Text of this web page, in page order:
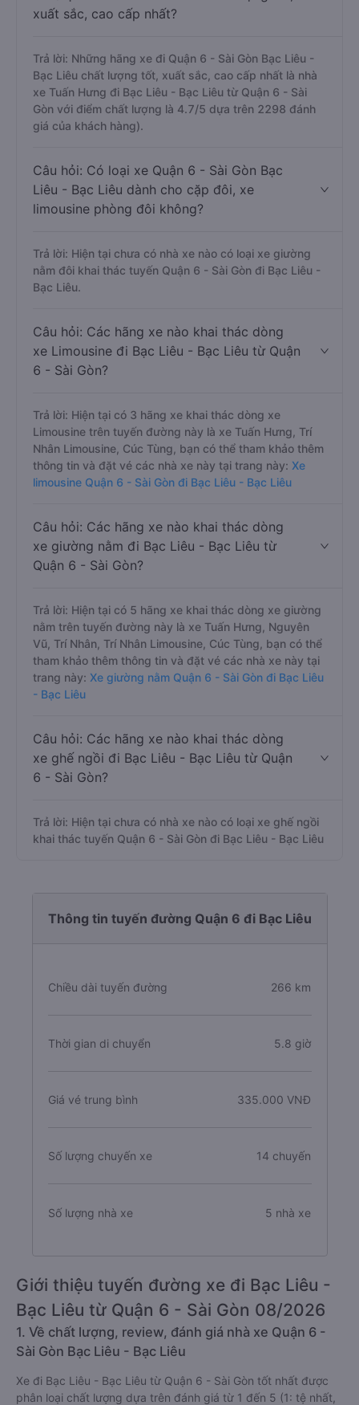
xuất sắc, cao cấp nhất?
Trả lời: Những hãng xe đi Quận 6 - Sài Gòn Bạc Liêu -
Bạc Liêu chất lượng tốt, xuất sắc, cao cấp nhất là nhà
xe Tuấn Hưng đi Bạc Liêu - Bạc Liêu từ Quận 6 - Sài
Gòn với điểm chất lượng là 4.7/5 dựa trên 2298 đánh
giá của khách hàng).
Câu hỏi: Có loại xe Quận 6 - Sài Gòn Bạc
Liêu - Bạc Liêu dành cho cặp đôi, xe
limousine phòng đôi không?
Trả lời: Hiện tại chưa có nhà xe nào có loại xe giường
nằm đôi khai thác tuyến Quận 6 - Sài Gòn đi Bạc Liêu -
Bạc Liêu.
Câu hỏi: Các hãng xe nào khai thác dòng
xe Limousine đi Bạc Liêu - Bạc Liêu từ Quận
6 - Sài Gòn?
Trả lời: Hiện tại có 3 hãng xe khai thác dòng xe
Limousine trên tuyến đường này là xe Tuấn Hưng, Trí
Nhân Limousine, Cúc Tùng, bạn có thể tham khảo thêm
thông tin và đặt vé các nhà xe này tại trang này: Xe
limousine Quận 6 - Sài Gòn đi Bạc Liêu - Bạc Liêu
Câu hỏi: Các hãng xe nào khai thác dòng
xe giường nằm đi Bạc Liêu - Bạc Liêu từ
Quận 6 - Sài Gòn?
Trả lời: Hiện tại có 5 hãng xe khai thác dòng xe giường
nằm trên tuyến đường này là xe Tuấn Hưng, Nguyên
Vũ, Trí Nhân, Trí Nhân Limousine, Cúc Tùng, bạn có thể
tham khảo thêm thông tin và đặt vé các nhà xe này tại
trang này: Xe giường nằm Quận 6 - Sài Gòn đi Bạc Liêu
- Bạc Liêu
Câu hỏi: Các hãng xe nào khai thác dòng
xe ghế ngồi đi Bạc Liêu - Bạc Liêu từ Quận
6 - Sài Gòn?
Trả lời: Hiện tại chưa có nhà xe nào có loại xe ghế ngồi
khai thác tuyến Quận 6 - Sài Gòn đi Bạc Liêu - Bạc Liêu
Thông tin tuyến đường Quận 6 đi Bạc Liêu
Chiều dài tuyến đường 266 km
Thời gian di chuyển 5.8 giờ
Giá vé trung bình 335.000 VNĐ
Số lượng chuyến xe 14 chuyến
Số lượng nhà xe 5 nhà xe
Giới thiệu tuyến đường xe đi Bạc Liêu -
Bạc Liêu từ Quận 6 - Sài Gòn 08/2026
1. Về chất lượng, review, đánh giá nhà xe Quận 6 -
Sài Gòn Bạc Liêu - Bạc Liêu
Xe đi Bạc Liêu - Bạc Liêu từ Quận 6 - Sài Gòn tốt nhất được
phân loại chất lượng dựa trên đánh giá từ 1 đến 5 (1: tệ nhất,